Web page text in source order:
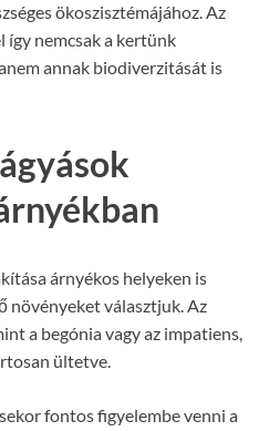
ökoszisztémájához. Az
nemcsak a kertünk
annak biodiverzitását is
árnyékos helyeken is
növényeket választjuk. Az
a begónia vagy az impatiens,
ültetve.
fontos figyelembe venni a